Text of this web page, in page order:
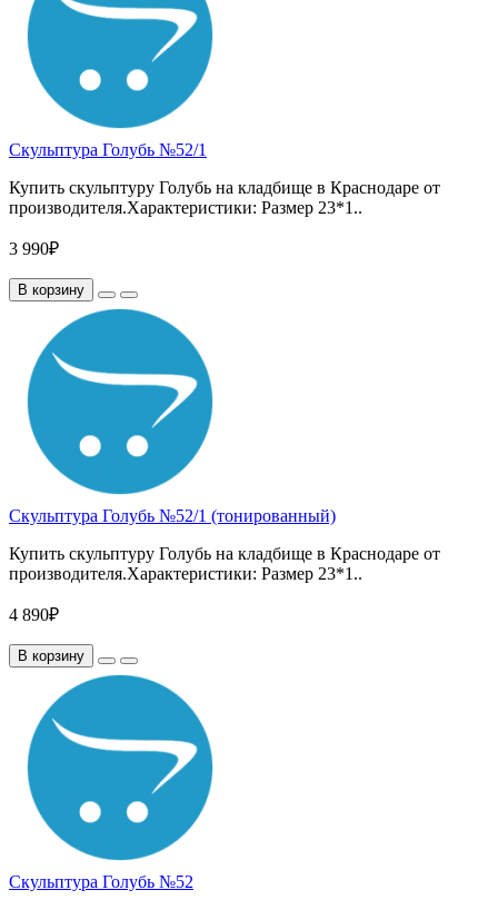
Скульптура Голубь №52/1
Купить скульптуру Голубь на кладбище в Краснодаре от
производителя.Характеристики: Размер 23*1..
3 990₽
В корзину
Скульптура Голубь №52/1 (тонированный)
Купить скульптуру Голубь на кладбище в Краснодаре от
производителя.Характеристики: Размер 23*1..
4 890₽
В корзину
Скульптура Голубь №52